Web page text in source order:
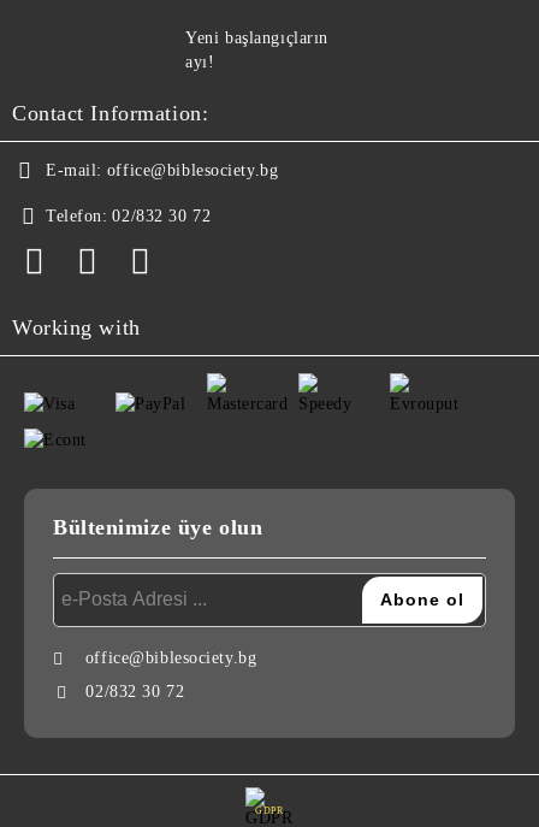
Yeni başlangıçların
ayı!
Contact Information:
E-mail: office@biblesociety.bg
Telefon: 02/832 30 72
Working with
Bültenimize üye olun
office@biblesociety.bg
02/832 30 72
GDPR